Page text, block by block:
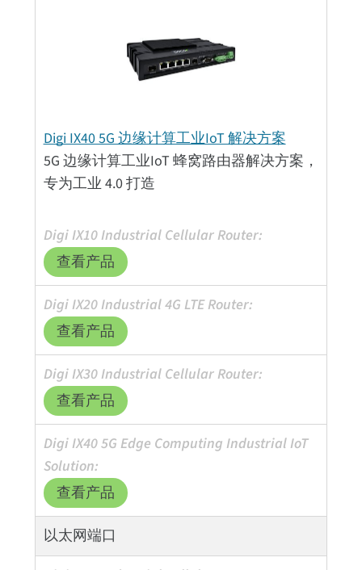
Digi IX40 5G 边缘计算工业IoT 解决方案
5G 边缘计算工业IoT 蜂窝路由器解决方案，
专为工业 4.0 打造
查看产品
查看产品
查看产品
查看产品
以太网端口